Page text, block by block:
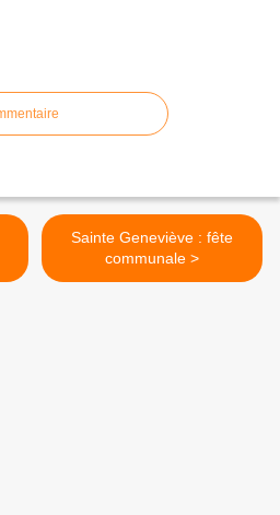
Sainte Geneviève : fête
communale >